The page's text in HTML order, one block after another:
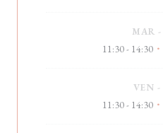
MAR -
11:30 - 14:30 •
VEN -
11:30 - 14:30 •